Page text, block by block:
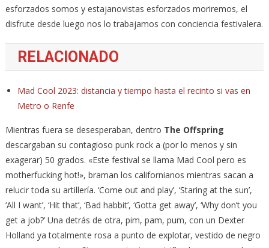
esforzados somos y estajanovistas esforzados moriremos, el
disfrute desde luego nos lo trabajamos con conciencia festivalera.
RELACIONADO
Mad Cool 2023: distancia y tiempo hasta el recinto si vas en
Metro o Renfe
Mientras fuera se desesperaban, dentro The Offspring
descargaban su contagioso punk rock a (por lo menos y sin
exagerar) 50 grados. «Este festival se llama Mad Cool pero es
motherfucking hot!», braman los californianos mientras sacan a
relucir toda su artillería. ‘Come out and play’, ‘Staring at the sun’,
‘All I want’, ‘Hit that’, ‘Bad habbit’, ‘Gotta get away’, ‘Why don’t you
get a job?’ Una detrás de otra, pim, pam, pum, con un Dexter
Holland ya totalmente rosa a punto de explotar, vestido de negro